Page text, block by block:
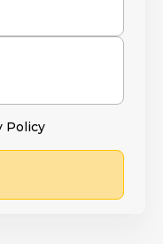
Policy